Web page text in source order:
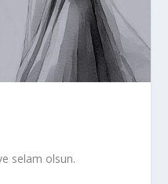
selam olsun.